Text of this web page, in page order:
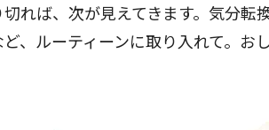
れば、次が見えてきます。気分転
、ルーティーンに取り入れて。お